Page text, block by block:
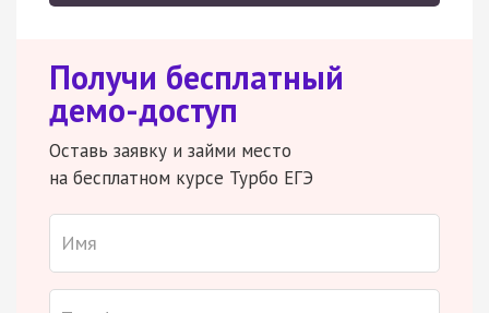
Получи бесплатный
демо-доступ
Оставь заявку и займи место
на бесплатном курсе Турбо ЕГЭ